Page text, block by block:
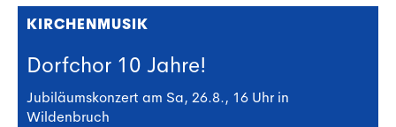
KIRCHENMUSIK
Dorfchor 10 Jahre!
Jubiläumskonzert am Sa, 26.8., 16 Uhr in
Wildenbruch